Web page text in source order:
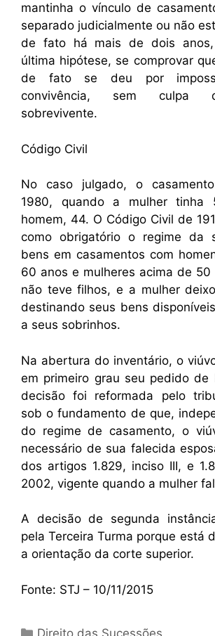
mantinha o vínculo de
separado judicialmente ou não
de fato há mais de dois anos,
última hipótese, se comprovar
de fato se deu por
convivência, sem culpa
sobrevivente.
Código Civil
No caso julgado, o
1980, quando a mulher
homem, 44. O Código Civil de
como obrigatório o regime da
bens em casamentos com
60 anos e mulheres acima de 50
não teve filhos, e a mulher
destinando seus bens
a seus sobrinhos.
Na abertura do inventário, o
em primeiro grau seu pedido de
decisão foi reformada pelo
sob o fundamento de que,
do regime de casamento, o
necessário de sua falecida
dos artigos 1.829, inciso III, e
2002, vigente quando a mulher
A decisão de segunda
pela Terceira Turma porque está
a orientação da corte superior.
Fonte: STJ – 10/11/2015
Direito das Sucessões